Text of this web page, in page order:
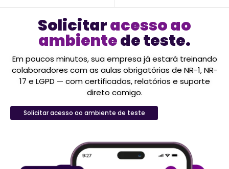
Solicitaracesso ao
ambientede teste.
Em poucos minutos, sua empresa já estará treinando
colaboradores com as aulas obrigatórias de NR-1, NR-
17 e LGPD — com certificados, relatórios e suporte
direto comigo.
Solicitar acesso ao ambiente de teste